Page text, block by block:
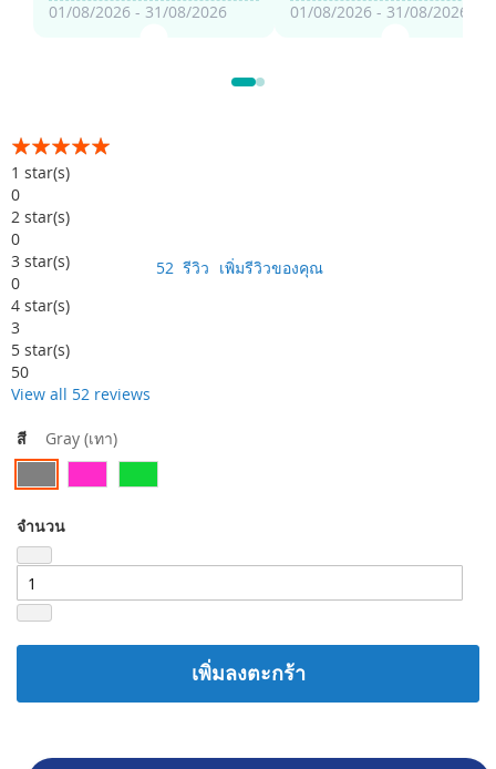
01/08/2026 - 31/08/2026
01/08/2026 - 31/08/2026
อันดับ:
99% of100
1 star(s)
0
2 star(s)
0
3 star(s)
0
4 star(s)
3
5 star(s)
50
View all 52 reviews
52 รีวิว เพิ่มรีวิวของคุณ
สี Gray (เทา)
จำนวน
เพิ่มลงตะกร้า